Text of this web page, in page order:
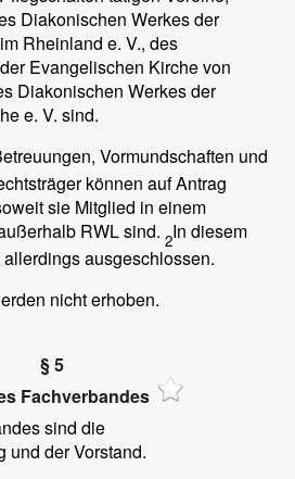
Diakonischen Werkes der
Rheinland e. V., des
Evangelischen Kirche von
Diakonischen Werkes der
e. V. sind.
Vormundschaften und
können auf Antrag
sie Mitglied in einem
RWL sind. 2In diesem
ausgeschlossen.
nicht erhoben.
§ 5
Fachverbandes
sind die
und der Vorstand.